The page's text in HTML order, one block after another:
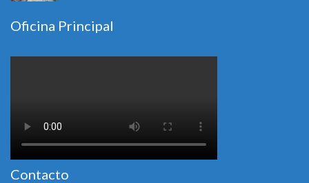
Oficina Principal
Contacto